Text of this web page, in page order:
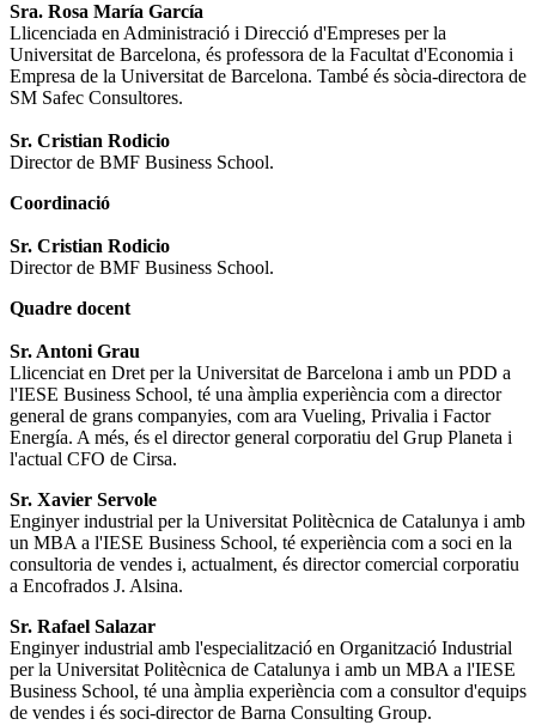
Sra. Rosa María García
Llicenciada en Administració i Direcció d'Empreses per la
Universitat de Barcelona, és professora de la Facultat d'Economia i
Empresa de la Universitat de Barcelona. També és sòcia-directora de
SM Safec Consultores.
Sr. Cristian Rodicio
Director de BMF Business School.
Coordinació
Sr. Cristian Rodicio
Director de BMF Business School.
Quadre docent
Sr. Antoni Grau
Llicenciat en Dret per la Universitat de Barcelona i amb un PDD a
l'IESE Business School, té una àmplia experiència com a director
general de grans companyies, com ara Vueling, Privalia i Factor
Energía. A més, és el director general corporatiu del Grup Planeta i
l'actual CFO de Cirsa.
Sr. Xavier Servole
Enginyer industrial per la Universitat Politècnica de Catalunya i amb
un MBA a l'IESE Business School, té experiència com a soci en la
consultoria de vendes i, actualment, és director comercial corporatiu
a Encofrados J. Alsina.
Sr. Rafael Salazar
Enginyer industrial amb l'especialització en Organització Industrial
per la Universitat Politècnica de Catalunya i amb un MBA a l'IESE
Business School, té una àmplia experiència com a consultor d'equips
de vendes i és soci-director de Barna Consulting Group.